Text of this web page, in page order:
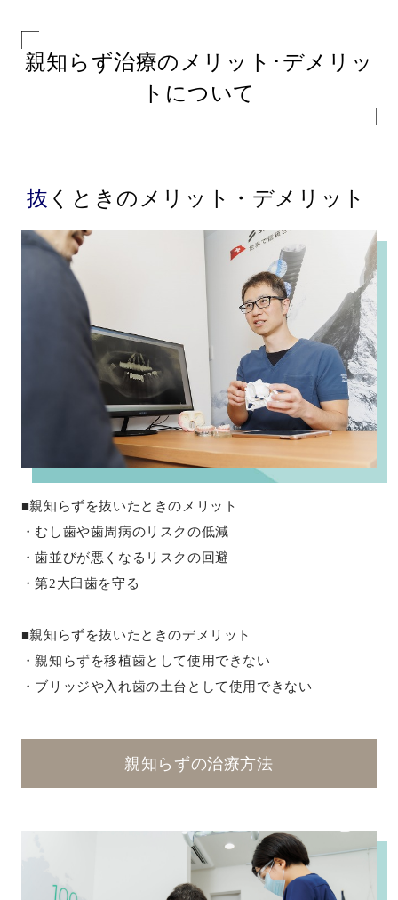
親知らず治療のメリット･デメリッ
トについて
抜くときのメリット・デメリット
■親知らずを抜いたときのメリット
・むし歯や歯周病のリスクの低減
・歯並びが悪くなるリスクの回避
・第2大臼歯を守る
■親知らずを抜いたときのデメリット
・親知らずを移植歯として使用できない
・ブリッジや入れ歯の土台として使用できない
親知らずの治療方法